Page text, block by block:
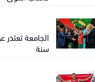
سنة